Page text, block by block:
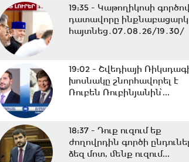
19:35 - Կաթողիկոսի գործով
դատավորը ինքնաբացարկ
հայտնեց․07․08․26/19․30/
19:02 - Շվեդիայի
խոսնակը շնորհավորել է
Ռուբեն Ռուբինյանին՝...
18:37 - Դուք ուզում եք
ժողովրդին գործի ընդունել
ձեզ մոտ, մենք ուզում...